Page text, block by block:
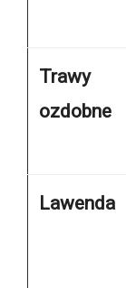
Trawy
ozdobne
Lawenda